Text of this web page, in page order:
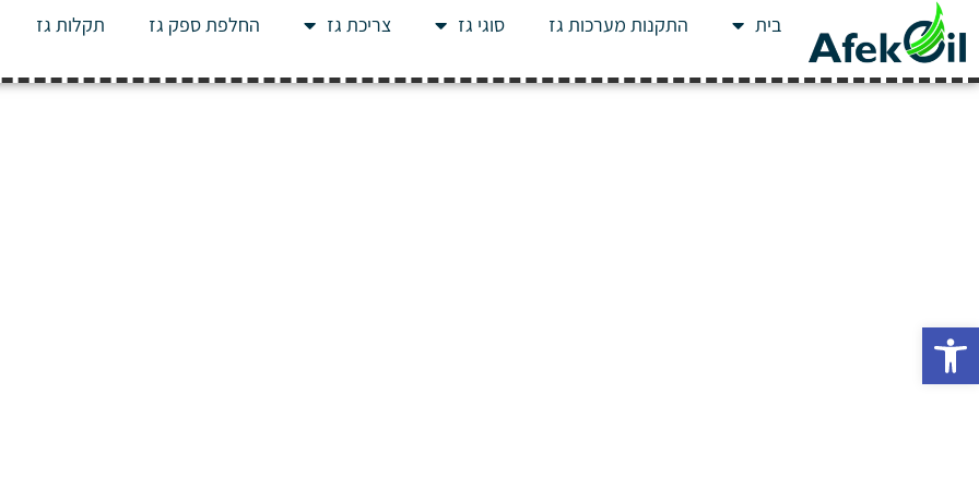
פתח סרגל נגישות
בית התקנות מערכות גז סוגי גז צריכת גז החלפת ספק גז תקלות גז